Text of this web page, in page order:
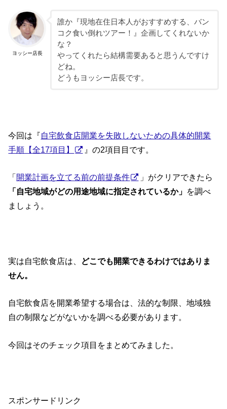
ヨッシー店長
誰か『現地在住日本人がおすすめする、バン
コク食い倒れツアー！』企画してくれないか
な？
やってくれたら結構需要あると思うんですけ
どね。
どうもヨッシー店長です。
今回は『自宅飲食店開業を失敗しないための具体的開業
手順【全17項目】
』の2項目目です。
「 開業計画を立てる前の前提条件
」がクリアできたら
「自宅地域がどの用途地域に指定されているか」 を調べ
ましょう。
実は自宅飲食店は、 どこでも開業できるわけではありま
せん。
自宅飲食店を開業希望する場合は、法的な制限、地域独
自の制限などがないかを調べる必要があります。
今回はそのチェック項目をまとめてみました。
スポンサードリンク